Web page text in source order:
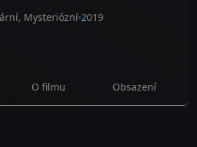
Mysteriózní 2019
O filmu Obsazení